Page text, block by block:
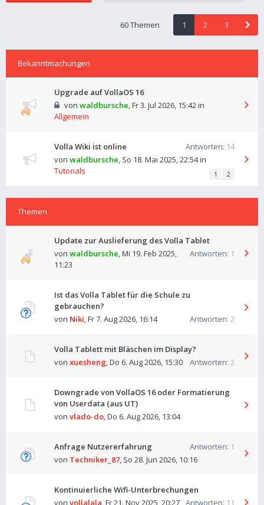
60 Themen 1 2 3
Bekanntmachungen
Upgrade auf VollaOS 16
von waldbursche,Fr 3. Jul 2026, 15:42in
Allgemein
Volla Wiki ist online Antworten: 14
von waldbursche, So 18. Mai 2025, 22:54in
Tutorials
1 2
Themen
Update zur Auslieferung des Volla Tablet
Antworten: 1
von waldbursche,Mi 19. Feb 2025,
11:23
Ist das Volla Tablet für die Schule zu
gebrauchen?
Antworten: 2
von Niki,Fr 7. Aug 2026, 16:14
Volla Tablett mit Bläschen im Display?
Antworten: 2
von xuesheng,Do 6. Aug 2026, 15:30
Downgrade von VollaOS 16 oder Formatierung
von Userdata (aus UT)
von vlado-do,Do 6. Aug 2026, 13:04
Anfrage Nutzererfahrung Antworten: 1
von Techniker_87, So 28. Jun 2026, 10:16
Kontinuierliche Wifi-Unterbrechungen
Antworten: 11
von vollalala Fr 21. Nov 2025, 20:27